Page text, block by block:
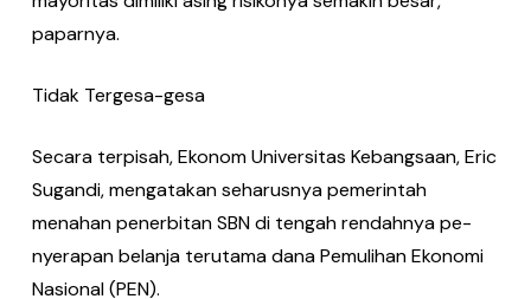
paparnya.
Tidak Tergesa-gesa
Secara terpisah, Ekonom Universitas Kebangsaan, Eric
Sugandi, mengatakan seharusnya pemerintah
menahan pe­nerbitan SBN di tengah rendahnya pe­
nyerapan belanja terutama dana Pemu­lihan Ekonomi
Nasional (PEN).